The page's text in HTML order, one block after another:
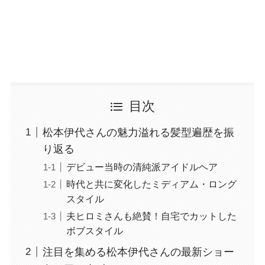
目次
松本伊代さんの魅力溢れる髪型遍歴を振
り返る
デビュー当時の清純派アイドルヘア
時代と共に変化したミディアム・ロング
スタイル
夫ヒロミさんも絶賛！自宅でカットした
ボブスタイル
注目を集める松本伊代さんの最新ショー